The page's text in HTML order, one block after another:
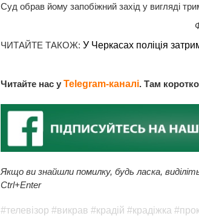
Суд обрав йому запобіжний захід у вигляді
ЧИТАЙТЕ ТАКОЖ: У Черкасах поліція
Читайте нас у Telegram-каналі. Там
Якщо ви знайшли помилку, будь ласка,
Ctrl+Enter
#телевізор #викрав #крадій #крадіжка